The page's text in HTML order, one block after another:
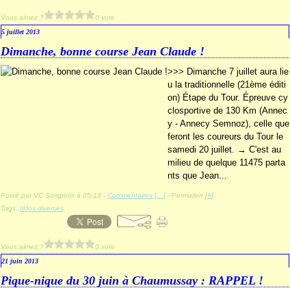
Vous aimez ?
0 vote
5 juillet 2013
Dimanche, bonne course Jean Claude !
>>> Dimanche 7 juillet aura lie
u la traditionnelle (21ème éditi
on) Étape du Tour. Épreuve cy
closportive de 130 Km (Annec
y - Annecy Semnoz), celle que
feront les coureurs du Tour le
samedi 20 juillet. → C'est au
milieu de quelque 11475 parta
nts que Jean...
Posté par VC Sorignois à 05:13 - Commentaires [… ] - Permalien [#]
Tags: Infos diverses
Vous aimez ?
0 vote
21 juin 2013
Pique-nique du 30 juin à Chaumussay : RAPPEL !